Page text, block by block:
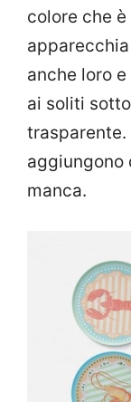
colore che
anche loro
ai soliti
aggiungono
manca.